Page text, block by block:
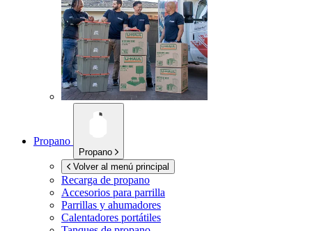
Propano
Propano
Volver al menú principal
Recarga de propano
Accesorios para parrilla
Parrillas y ahumadores
Calentadores portátiles